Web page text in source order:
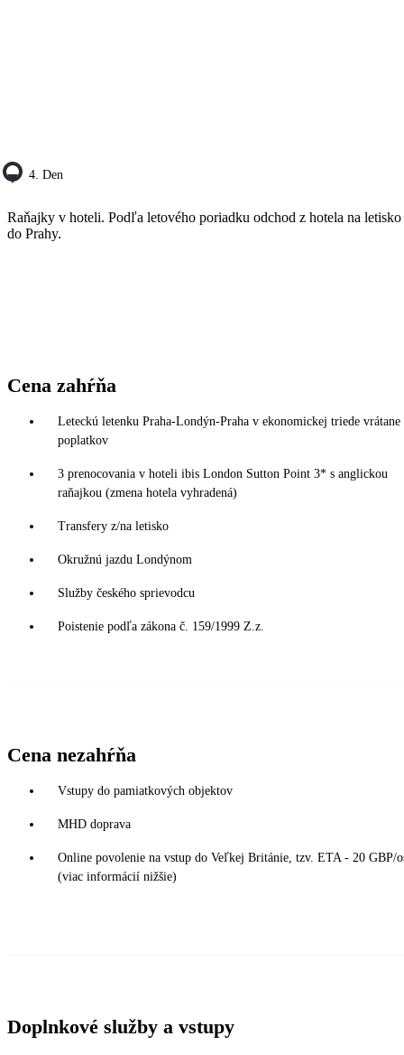
4. Den
Raňajky v hoteli. Podľa letového poriadku odchod z hotela na letisko
do Prahy.
Cena zahŕňa
Leteckú letenku Praha-Londýn-Praha v ekonomickej triede vrátane
poplatkov
3 prenocovania v hoteli ibis London Sutton Point 3* s anglickou
raňajkou (zmena hotela vyhradená)
Transfery z/na letisko
Okružnú jazdu Londýnom
Služby českého sprievodcu
Poistenie podľa zákona č. 159/1999 Z.z.
Cena nezahŕňa
Vstupy do pamiatkových objektov
MHD doprava
Online povolenie na vstup do Veľkej Británie, tzv. ETA - 20 GBP/
(viac informácií nižšie)
Doplnkové služby a vstupy